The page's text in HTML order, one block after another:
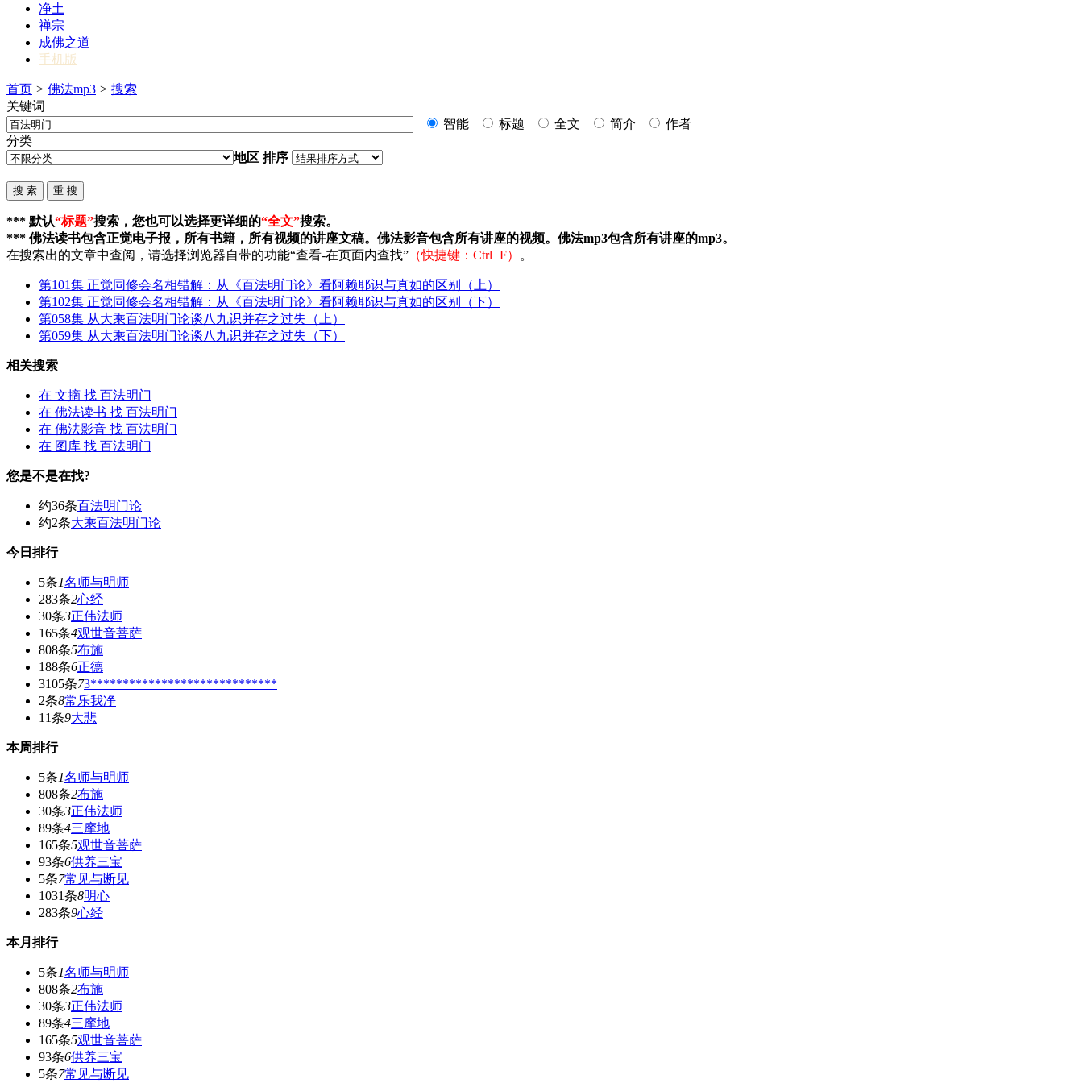
净土
禅宗
成佛之道
手机版
首页 > 佛法mp3 > 搜索
关键词
智能
标题 全文 简介
作者
分类
地区 排序
*** 默认“标题”搜索，您也可以选择更详细的“全文”搜索。
*** 佛法读书包含正觉电子报，所有书籍，所有视频的讲座文稿。佛法影音包含所有讲座的视频。佛法mp3包含所有讲座的mp3。
在搜索出的文章中查阅，请选择浏览器自带的功能“查看-在页面内查找” （快捷键：Ctrl+F） 。
第101集 正觉同修会名相错解：从《百法明门论》看阿赖耶识与真如的区别（上）
第102集 正觉同修会名相错解：从《百法明门论》看阿赖耶识与真如的区别（下）
第058集 从大乘百法明门论谈八九识并存之过失（上）
第059集 从大乘百法明门论谈八九识并存之过失（下）
相关搜索
在 文摘 找 百法明门
在 佛法读书 找 百法明门
在 佛法影音 找 百法明门
在 图库 找 百法明门
您是不是在找?
约36条百法明门论
约2条大乘百法明门论
今日排行
5条1名师与明师
283条2心经
30条3正伟法师
165条4观世音菩萨
808条5布施
188条6正德
3105条73*****************************
2条8常乐我净
11条9大悲
本周排行
5条1名师与明师
808条2布施
30条3正伟法师
89条4三摩地
165条5观世音菩萨
93条6供养三宝
5条7常见与断见
1031条8明心
283条9心经
本月排行
5条1名师与明师
808条2布施
30条3正伟法师
89条4三摩地
165条5观世音菩萨
93条6供养三宝
5条7常见与断见